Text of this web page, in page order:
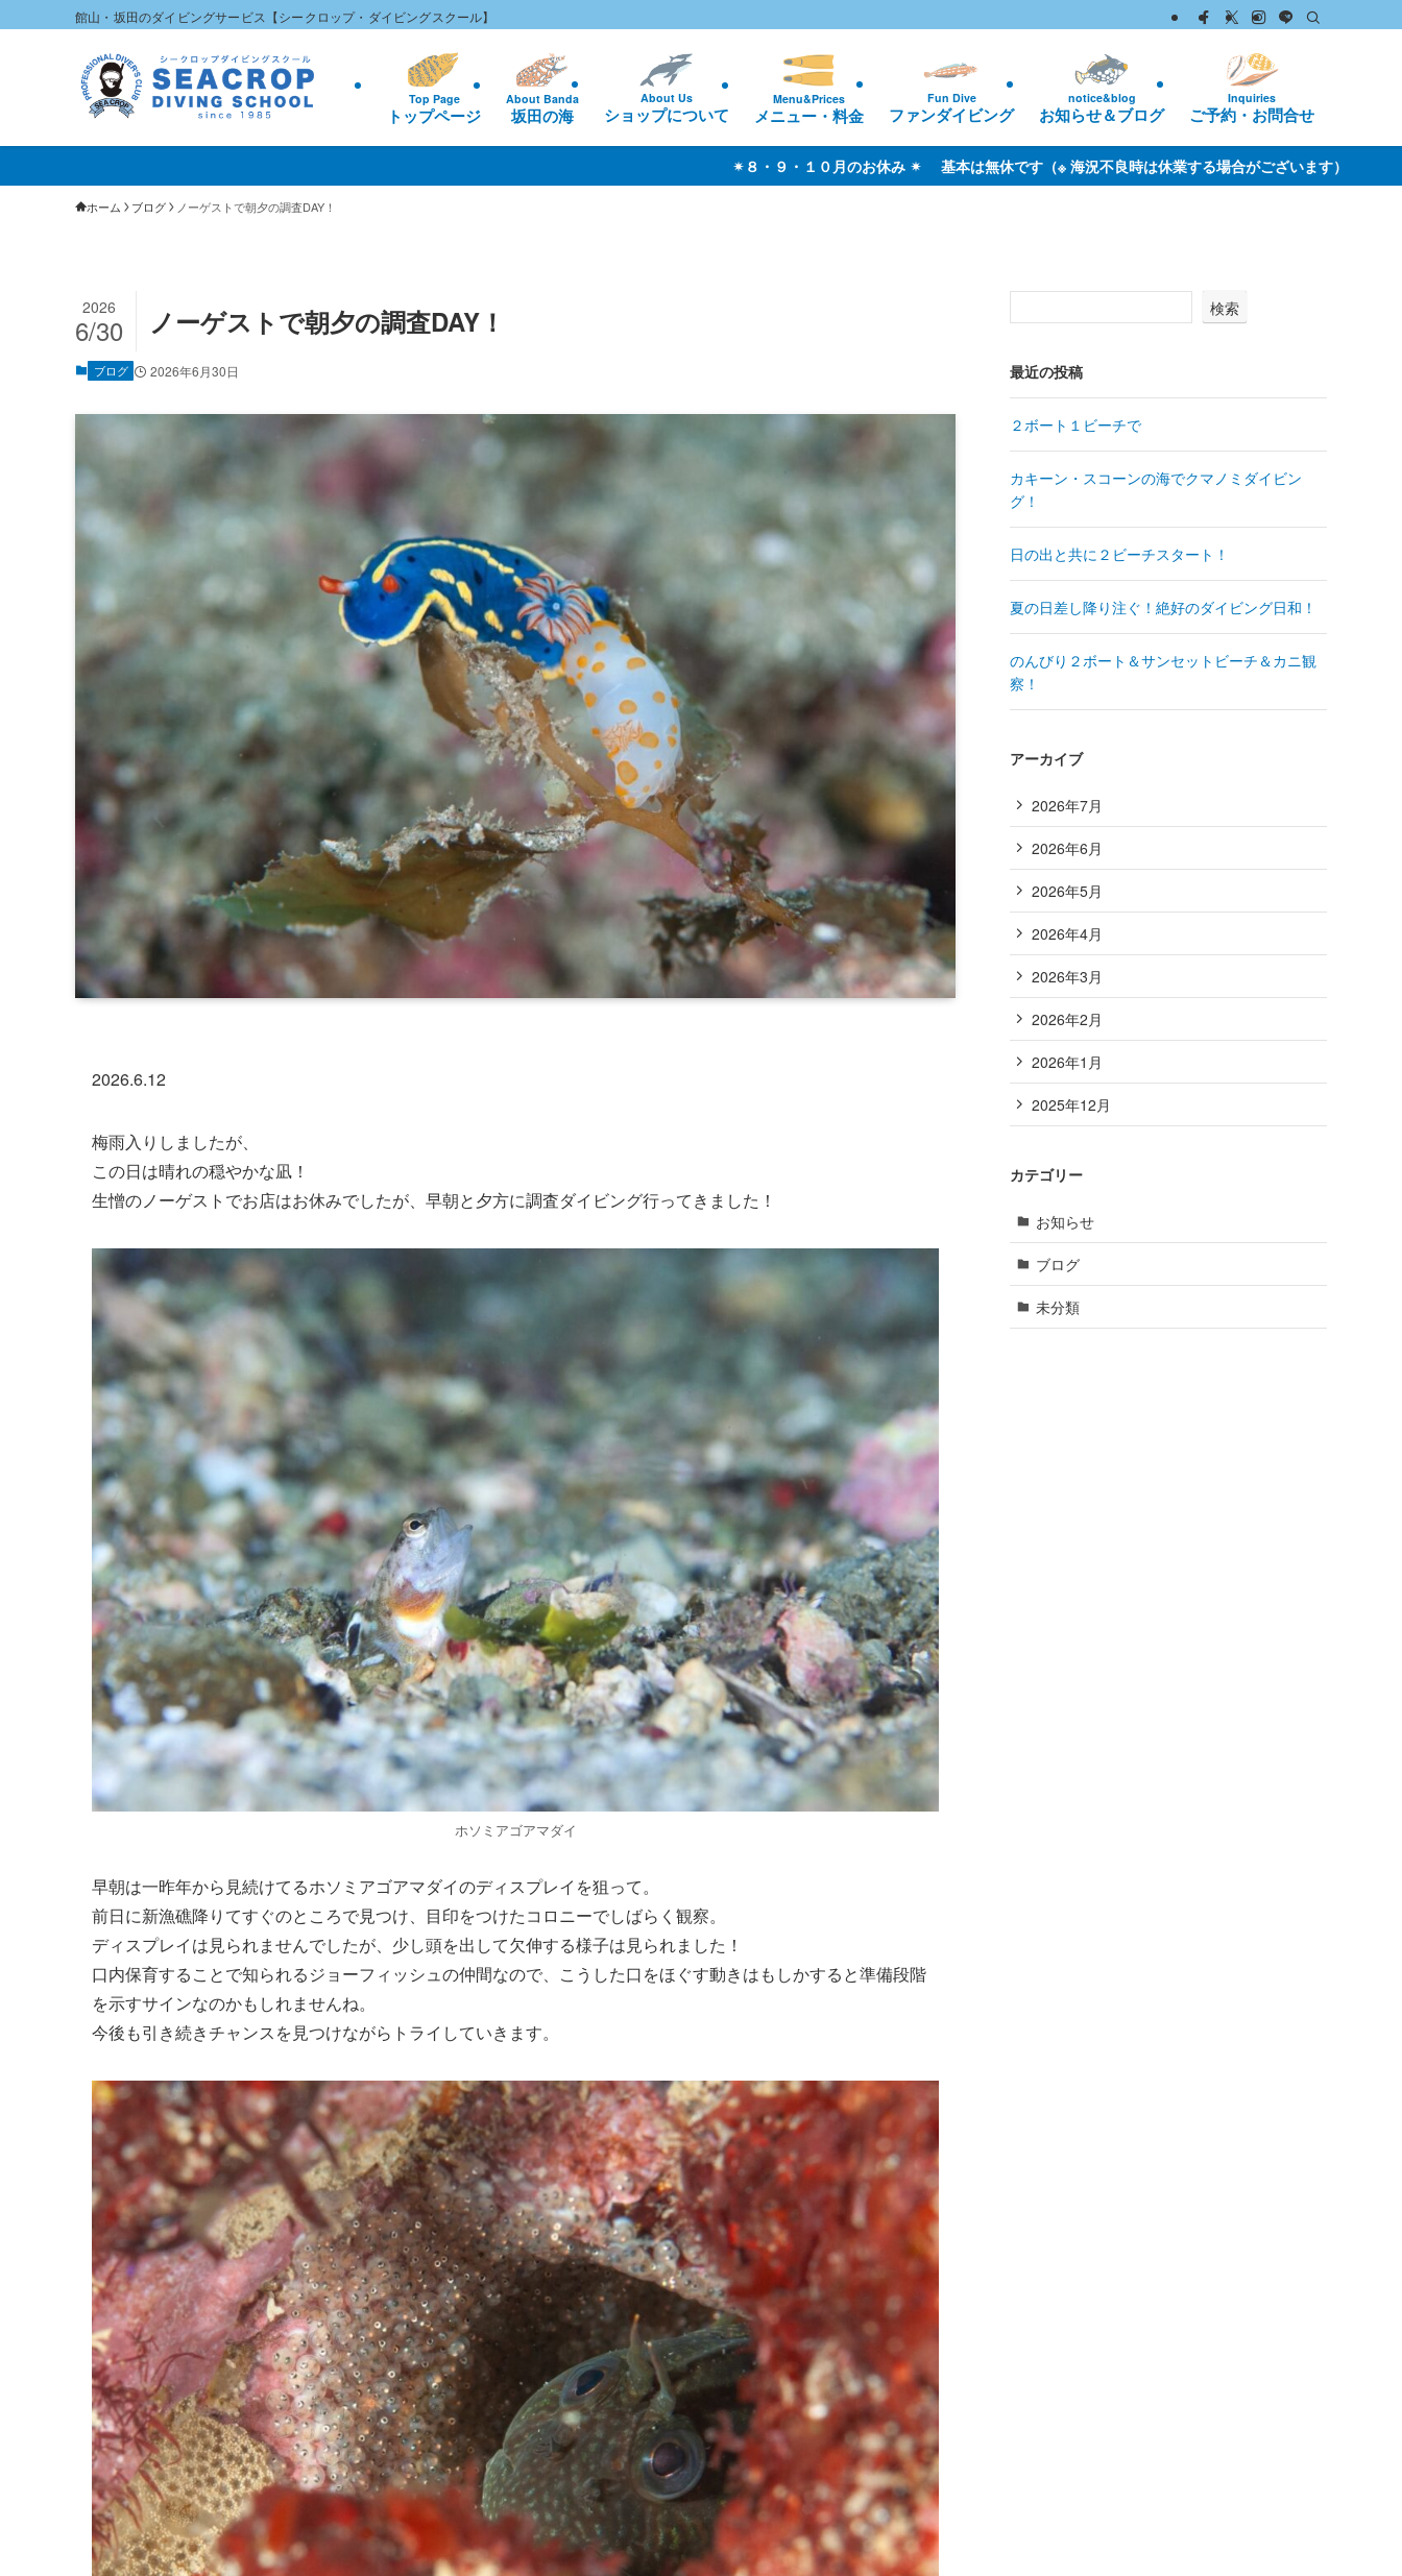
館山・坂田のダイビングサービス【シークロップ・ダイビングスクール】
Top Page
トップページ
About Banda
坂田の海
About Us
ショップについて
Menu&Prices
メニュー・料金
Fun Dive
ファンダイビング
notice&blog
お知らせ＆ブログ
Inquiries
ご予約・お問合せ
✴︎８・９・１０月のお休み ✴︎ 基本は無休です（※ 海況不良時は休業する場合がございます）
ホーム ブログ ノーゲストで朝夕の調査DAY！
ノーゲストで朝夕の調査DAY！
2026
6/30
ブログ 2026年6月30日
2026.6.12
梅雨入りしましたが、
この日は晴れの穏やかな凪！
生憎のノーゲストでお店はお休みでしたが、早朝と夕方に調査ダイビング行ってきました！
ホソミアゴアマダイ
早朝は一昨年から見続けてるホソミアゴアマダイのディスプレイを狙って。
前日に新漁礁降りてすぐのところで見つけ、目印をつけたコロニーでしばらく観察。
ディスプレイは見られませんでしたが、少し頭を出して欠伸する様子は見られました！
口内保育することで知られるジョーフィッシュの仲間なので、こうした口をほぐす動きはもしかすると準備段階
を示すサインなのかもしれませんね。
今後も引き続きチャンスを見つけながらトライしていきます。
検索
最近の投稿
２ボート１ビーチで
カキーン・スコーンの海でクマノミダイビン
グ！
日の出と共に２ビーチスタート！
夏の日差し降り注ぐ！絶好のダイビング日和！
のんびり２ボート＆サンセットビーチ＆カニ観
察！
アーカイブ
2026年7月
2026年6月
2026年5月
2026年4月
2026年3月
2026年2月
2026年1月
2025年12月
カテゴリー
お知らせ
ブログ
未分類